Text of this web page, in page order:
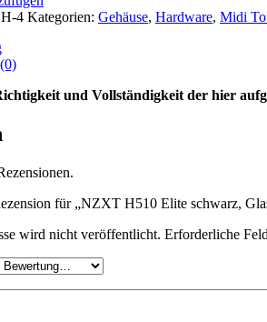
4 Kategorien: Gehäuse, Hardware, Midi
und Vollständigkeit der hier
für „NZXT H510 Elite schwarz,
wird nicht veröffentlicht. Erforderliche